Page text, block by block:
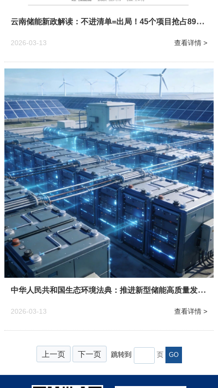
云南储能新政解读：不进清单=出局！45个项目抢占895万千瓦风口
查看详情 >
2026-03-13
中华人民共和国生态环境法典：推进新型储能高质量发展，发挥各类储能在电力系统中的调节作用
查看详情 >
2026-03-13
上一页 下一页 跳转到 页 GO